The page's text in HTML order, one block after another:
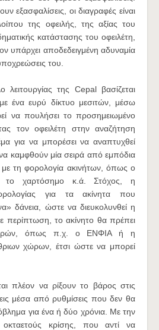
εξασφαλίσεις, οι διαγραφές είναι
της οφειλής, της αξίας του
κατάστασης του οφειλέτη,
υπάρχει αποδεδειγμένη αδυναμία
του.
λειτουργίας της Cepal βασίζεται
ένα ευρύ δίκτυο μεσιτών, μέσω
να πουλήσει το προσημειωμένο
τον οφειλέτη στην αναζήτηση
για να μπορέσει να αναπτυχθεί
καμφθούν μία σειρά από εμπόδια
τη φορολογία ακινήτων, όπως ο
το χαρτόσημο κ.ά. Στόχος, η
για τα ακίνητα που
δάνεια, ώστε να διευκολυνθεί η
το ακίνητο θα πρέπει
όπως π.χ. ο ΕΝΦΙΑ ή η
χώρων, έτσι ώστε να μπορεί
πλέον να ρίξουν το βάρος στις
μέσα από ρυθμίσεις που δεν θα
για ένα ή δύο χρόνια. Με την
οκταετούς κρίσης, που αντί να